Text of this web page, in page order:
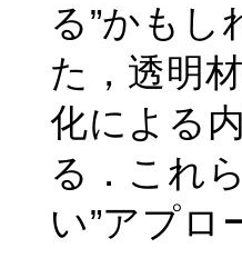
る”かもし
た，透明
化による
る．これ
い”アプロ